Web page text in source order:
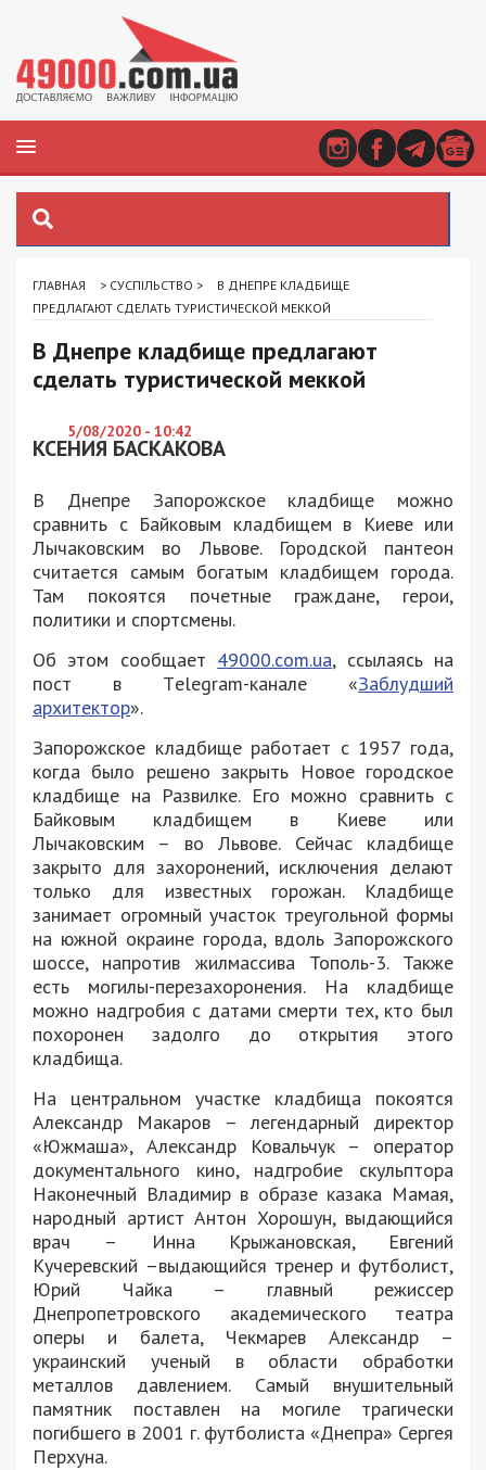
ГЛАВНАЯ > СУСПІЛЬСТВО >
В ДНЕПРЕ КЛАДБИЩЕ
ПРЕДЛАГАЮТ СДЕЛАТЬ ТУРИСТИЧЕСКОЙ МЕККОЙ
В Днепре кладбище предлагают
сделать туристической меккой
5/08/2020 - 10:42
КСЕНИЯ БАСКАКОВА
В Днепре Запорожское кладбище можно
сравнить с Байковым кладбищем в Киеве или
Лычаковским во Львове. Городской пантеон
считается самым богатым кладбищем города.
Там покоятся почетные граждане, герои,
политики и спортсмены.
Об этом сообщает 49000.com.ua, ссылаясь на
пост в Тelegram-канале «Заблудший
архитектор».
Запорожское кладбище работает с 1957 года,
когда было решено закрыть Новое городское
кладбище на Развилке. Его можно сравнить с
Байковым кладбищем в Киеве или
Лычаковским – во Львове. Сейчас кладбище
закрыто для захоронений, исключения делают
только для известных горожан. Кладбище
занимает огромный участок треугольной формы
на южной окраине города, вдоль Запорожского
шоссе, напротив жилмассива Тополь-3. Также
есть могилы-перезахоронения. На кладбище
можно надгробия с датами смерти тех, кто был
похоронен задолго до открытия этого
кладбища.
На центральном участке кладбища покоятся
Александр Макаров – легендарный директор
«Южмаша», Александр Ковальчук – оператор
документального кино, надгробие скульптора
Наконечный Владимир в образе казака Мамая,
народный артист Антон Хорошун, выдающийся
врач – Инна Крыжановская, Евгений
Кучеревский –выдающийся тренер и футболист,
Юрий Чайка – главный режиссер
Днепропетровского академического театра
оперы и балета, Чекмарев Александр –
украинский ученый в области обработки
металлов давлением. Самый внушительный
памятник поставлен на могиле трагически
погибшего в 2001 г. футболиста «Днепра» Сергея
Перхуна.